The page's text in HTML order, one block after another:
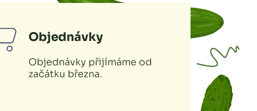
Objednávky
Objednávky přijímáme od
začátku března.